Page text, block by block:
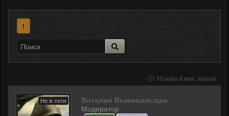
1
13 года 8 мес. назад
Не в сети
Виталий Выживальщик
Модератор